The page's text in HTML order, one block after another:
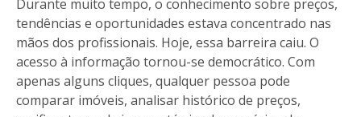
Durante muito tempo, o conhecimento sobre preços,
tendências e oportunidades estava concentrado nas
mãos dos profissionais. Hoje, essa barreira caiu. O
acesso à informação tornou-se democrático. Com
apenas alguns cliques, qualquer pessoa pode
comparar imóveis, analisar histórico de preços,